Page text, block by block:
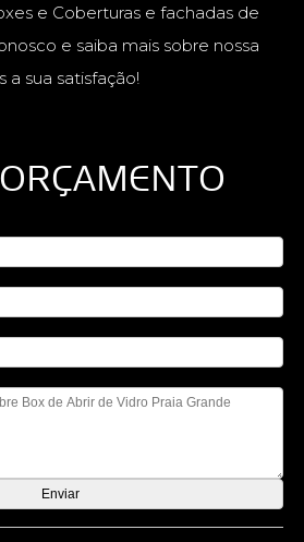
e Coberturas e fachadas de
e saiba mais sobre nossa
a sua satisfação!